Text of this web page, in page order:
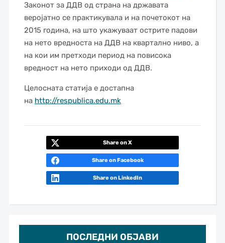
ПОСЛЕДНИ ОБЈАВИ
Законот за ДДВ од страна на државата
веројатно се практикувала и на почетокот на
2015 година, на што укажуваат острите падови
на нето вредноста на ДДВ на квартално ниво, а
на кои им претходи период на повисока
вредност на нето приходи од ДДВ.
Целосната статија е достапна
на http://respublica.edu.mk
Share on X
Share on Facebook
Share on LinkedIn